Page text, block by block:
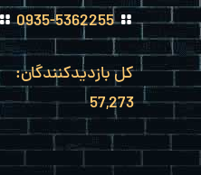
0935-5362255
کل بازدیدکنند‌گان:
57,273